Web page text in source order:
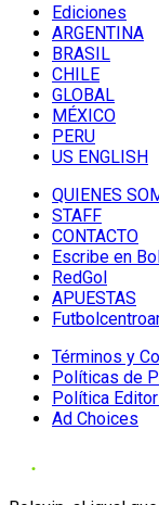
Ediciones
ARGENTINA
BRASIL
CHILE
GLOBAL
MÉXICO
PERU
US ENGLISH
QUIENES
STAFF
CONTACTO
Escribe en
RedGol
APUESTAS
Términos y
Políticas de
Política
Ad Choices